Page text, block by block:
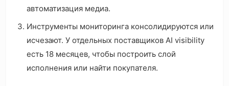
автоматизация медиа.
Инструменты мониторинга консолидируются или
исчезают. У отдельных поставщиков AI visibility
есть 18 месяцев, чтобы построить слой
исполнения или найти покупателя.